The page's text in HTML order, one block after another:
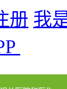
册 我